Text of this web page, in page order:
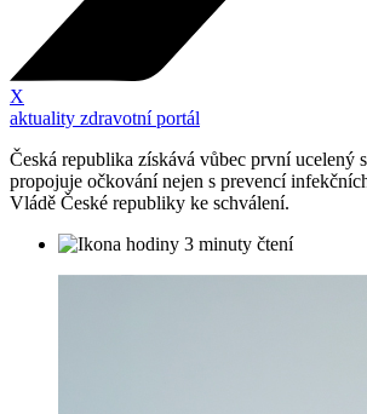
X
aktuality zdravotní portál
Česká republika získává vůbec první
propojuje očkování nejen s prevencí
Vládě České republiky ke schválení.
3 minuty čtení